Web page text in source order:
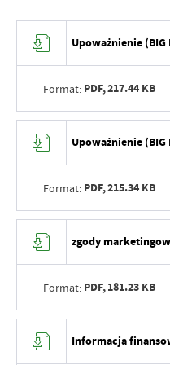
Upoważnienie
Format: PDF,217.44 KB
Upoważnienie
Format: PDF,215.34 KB
zgody
Format: PDF,181.23 KB
Informacja